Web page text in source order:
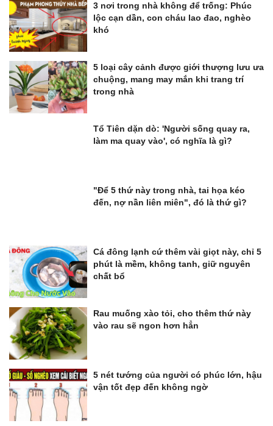
3 nơi trong nhà không để trống: Phúc
lộc cạn dần, con cháu lao đao, nghèo
khó
5 loại cây cảnh được giới thượng lưu ưa
chuộng, mang may mắn khi trang trí
trong nhà
Tổ Tiên dặn dò: 'Người sống quay ra,
làm ma quay vào', có nghĩa là gì?
"Để 5 thứ này trong nhà, tai họa kéo
đến, nợ nần liên miên", đó là thứ gì?
Cá đông lạnh cứ thêm vài giọt này, chỉ 5
phút là mềm, không tanh, giữ nguyên
chất bổ
Rau muống xào tỏi, cho thêm thứ này
vào rau sẽ ngon hơn hẳn
5 nét tướng của người có phúc lớn, hậu
vận tốt đẹp đến không ngờ